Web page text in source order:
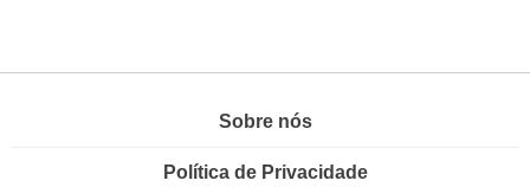
Sobre nós
Política de Privacidade